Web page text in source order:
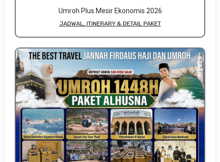
Umroh Plus Mesir Ekonomis 2026
JADWAL, ITINERARY & DETAIL PAKET